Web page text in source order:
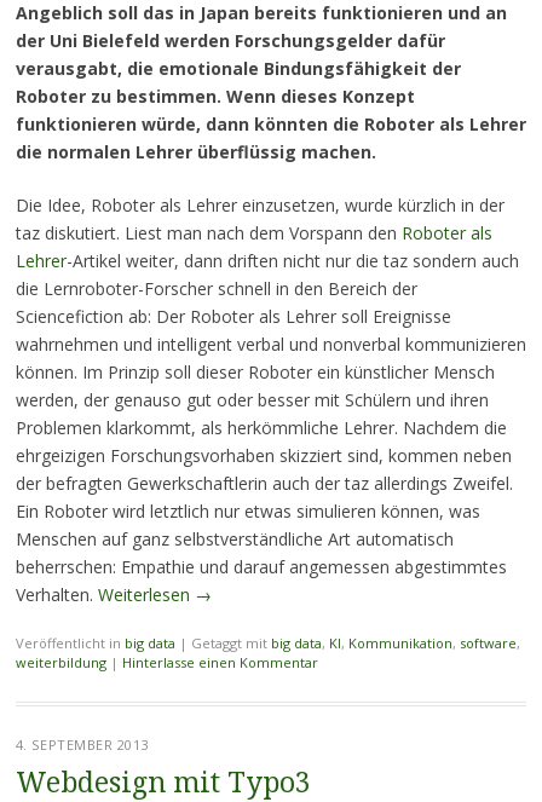
Angeblich soll das in Japan bereits funktionieren und an
der Uni Bielefeld werden Forschungsgelder dafür
verausgabt, die emotionale Bindungsfähigkeit der
Roboter zu bestimmen. Wenn dieses Konzept
funktionieren würde, dann könnten die Roboter als Lehrer
die normalen Lehrer überflüssig machen.
Die Idee, Roboter als Lehrer einzusetzen, wurde kürzlich in der
taz diskutiert. Liest man nach dem Vorspann den Roboter als
Lehrer-Artikel weiter, dann driften nicht nur die taz sondern auch
die Lernroboter-Forscher schnell in den Bereich der
Sciencefiction ab: Der Roboter als Lehrer soll Ereignisse
wahrnehmen und intelligent verbal und nonverbal kommunizieren
können. Im Prinzip soll dieser Roboter ein künstlicher Mensch
werden, der genauso gut oder besser mit Schülern und ihren
Problemen klarkommt, als herkömmliche Lehrer. Nachdem die
ehrgeizigen Forschungsvorhaben skizziert sind, kommen neben
der befragten Gewerkschaftlerin auch der taz allerdings Zweifel.
Ein Roboter wird letztlich nur etwas simulieren können, was
Menschen auf ganz selbstverständliche Art automatisch
beherrschen: Empathie und darauf angemessen abgestimmtes
Verhalten. Weiterlesen →
Veröffentlicht in big data | Getaggt mit big data, KI, Kommunikation, software,
weiterbildung | Hinterlasse einen Kommentar
4. SEPTEMBER 2013
Webdesign mit Typo3